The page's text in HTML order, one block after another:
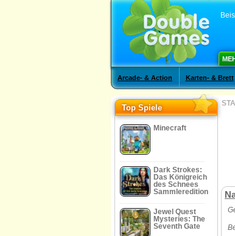
Arcade- & Action Karten- & Brett
Top Spiele
Minecraft
Dark Strokes:
Das Königreich
des Schnees
Sammleredition
Jewel Quest
Mysteries: The
Seventh Gate